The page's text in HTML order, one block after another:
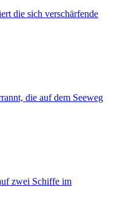
die sich verschärfende
die auf dem Seeweg
zwei Schiffe im